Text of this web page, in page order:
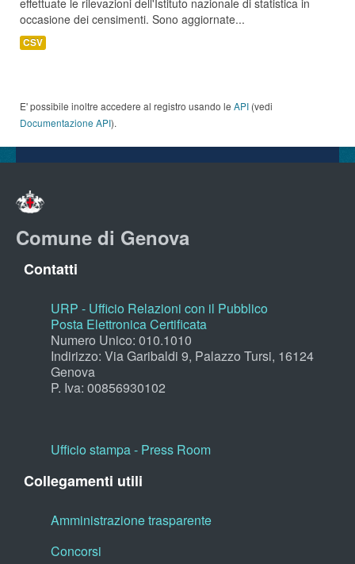
effettuate le rilevazioni dell'Istituto nazionale di statistica in
occasione dei censimenti. Sono aggiornate...
CSV
E' possibile inoltre accedere al registro usando le API (vedi
Documentazione API).
Comune di Genova
Contatti
URP - Ufficio Relazioni con il Pubblico
Posta Elettronica Certificata
Numero Unico: 010.1010
Indirizzo: Via Garibaldi 9, Palazzo Tursi, 16124
Genova
P. Iva: 00856930102
Ufficio stampa - Press Room
Collegamenti utili
Amministrazione trasparente
Concorsi